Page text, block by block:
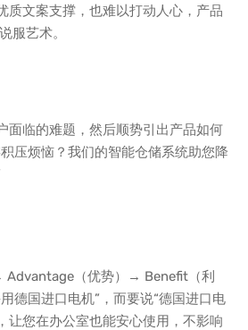
质文案支撑，也难以打动人心，产品
服艺术。
面临的难题，然后顺势引出产品如何
压烦恼？我们的智能仓储系统助您降
Advantage（优势）→ Benefit（利
德国进口电机”，而要说“德国进口电
让您在办公室也能安心使用，不影响